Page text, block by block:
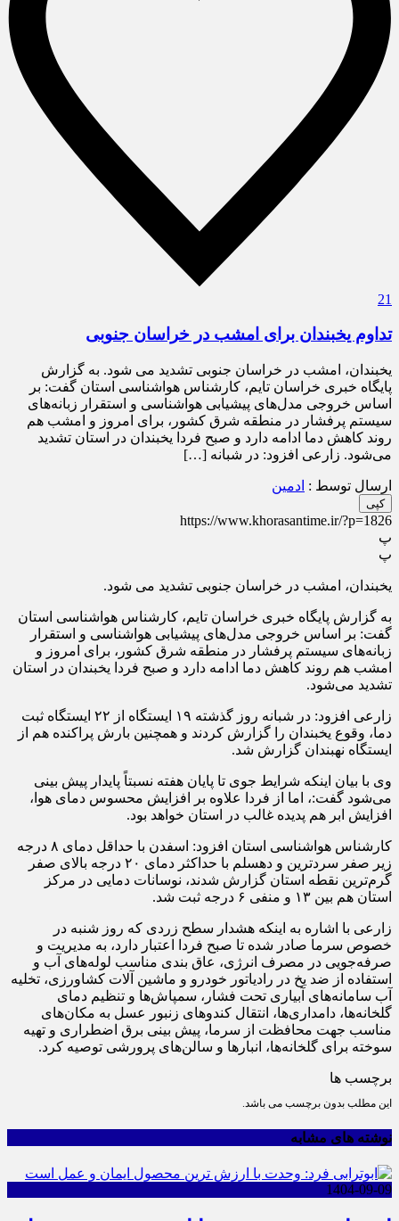
21
تداوم یخبندان برای امشب در خراسان جنوبی
یخبندان، امشب در خراسان جنوبی تشدید می شود. به گزارش
پایگاه خبری خراسان تایم، کارشناس هواشناسی استان گفت: بر
اساس خروجی مدل‌های پیشیابی هواشناسی و استقرار زبانه‌های
سیستم پرفشار در منطقه شرق کشور، برای امروز و امشب هم
روند کاهش دما ادامه دارد و صبح فردا یخبندان در استان تشدید
می‌شود. زارعی افزود: در شبانه […]
ارسال توسط : ادمین
کپی
https://www.khorasantime.ir/?p=1826
پ
پ
یخبندان، امشب در خراسان جنوبی تشدید می شود.
به گزارش پایگاه خبری خراسان تایم، کارشناس هواشناسی استان
گفت: بر اساس خروجی مدل‌های پیشیابی هواشناسی و استقرار
زبانه‌های سیستم پرفشار در منطقه شرق کشور، برای امروز و
امشب هم روند کاهش دما ادامه دارد و صبح فردا یخبندان در استان
تشدید می‌شود.
زارعی افزود: در شبانه روز گذشته ۱۹ ایستگاه از ۲۲ ایستگاه ثبت
دما، وقوع یخبندان را گزارش کردند و همچنین بارش پراکنده هم از
ایستگاه نهبندان گزارش شد.
وی با بیان اینکه شرایط جوی تا پایان هفته نسبتاً پایدار پیش بینی
می‌شود گفت:، اما از فردا علاوه بر افزایش محسوس دمای هوا،
افزایش ابر هم پدیده غالب در استان خواهد بود.
کارشناس هواشناسی استان افزود: اسفدن با حداقل دمای ۸ درجه
زیر صفر سردترین و دهسلم با حداکثر دمای ۲۰ درجه بالای صفر
گرم‌ترین نقطه استان گزارش شدند، نوسانات دمایی در مرکز
استان هم بین ۱۳ و منفی ۶ درجه ثبت شد.
زارعی با اشاره به اینکه هشدار سطح زردی که روز شنبه در
خصوص سرما صادر شده تا صبح فردا اعتبار دارد، به مدیریت و
صرفه‌جویی در مصرف انرژی، عاق بندی مناسب لوله‌های آب و
استفاده از ضد یخ در رادیاتور خودرو و ماشین آلات کشاورزی، تخلیه
آب سامانه‌های آبیاری تحت فشار، سمپاش‌ها و تنظیم دمای
گلخانه‌ها، دامداری‌ها، انتقال کندو‌های زنبور عسل به مکان‌های
مناسب جهت محافظت از سرما، پیش بینی برق اضطراری و تهیه
سوخته برای گلخانه‌ها، انبار‌ها و سالن‌های پرورشی توصیه کرد.
برچسب ها
این مطلب بدون برچسب می باشد.
نوشته های مشابه
1404-09-09